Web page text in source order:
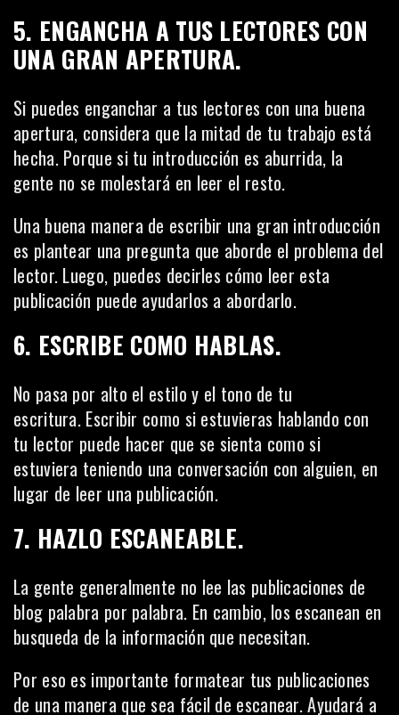
5. ENGANCHA A TUS LECTORES CON
UNA GRAN APERTURA.
Si puedes enganchar a tus lectores con una buena
apertura, considera que la mitad de tu trabajo está
hecha. Porque si tu introducción es aburrida, la
gente no se molestará en leer el resto.
Una buena manera de escribir una gran introducción
es plantear una pregunta que aborde el problema del
lector. Luego, puedes decirles cómo leer esta
publicación puede ayudarlos a abordarlo.
6. ESCRIBE COMO HABLAS.
No pasa por alto el estilo y el tono de tu
escritura. Escribir como si estuvieras hablando con
tu lector puede hacer que se sienta como si
estuviera teniendo una conversación con alguien, en
lugar de leer una publicación.
7. HAZLO ESCANEABLE.
La gente generalmente no lee las publicaciones de
blog palabra por palabra. En cambio, los escanean en
busqueda de la información que necesitan.
Por eso es importante formatear tus publicaciones
de una manera que sea fácil de escanear. Ayudará a